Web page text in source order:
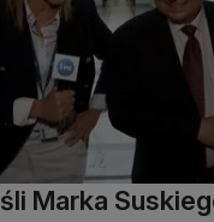
Marka